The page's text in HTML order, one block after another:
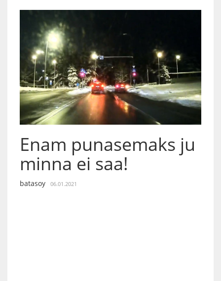
Enam punasemaks ju
minna ei saa!
batasoy 06.01.2021